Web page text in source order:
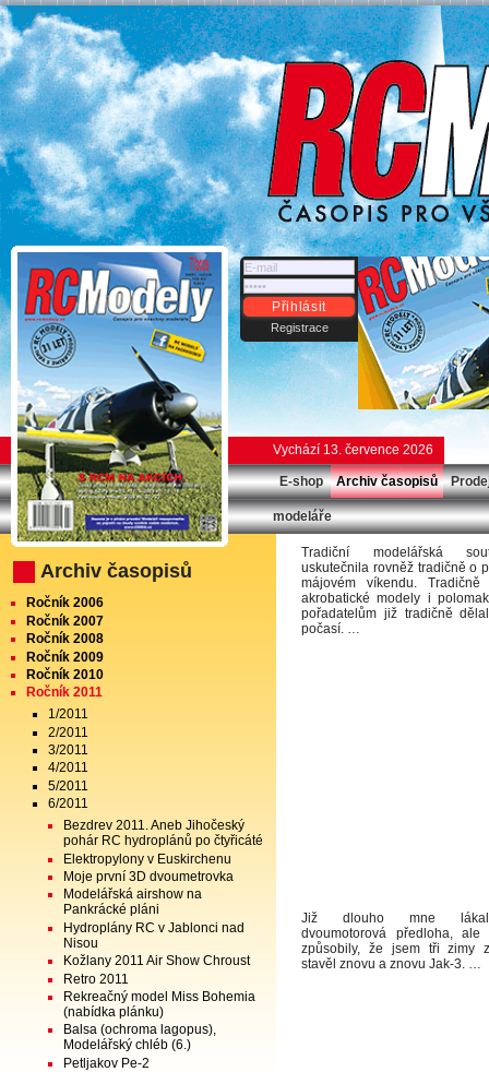
Přihlásit
Registrace
Vychází 13. července 2026
Archiv časopisů
Ročník 2006
Ročník 2007
Ročník 2008
Ročník 2009
Ročník 2010
Ročník 2011
1/2011
2/2011
3/2011
4/2011
5/2011
6/2011
Bezdrev 2011. Aneb Jihočeský
pohár RC hydroplánů po čtyřicáté
Elektropylony v Euskirchenu
Moje první 3D dvoumetrovka
Modelářská airshow na
Pankrácké pláni
Hydroplány RC v Jablonci nad
Nisou
Kožlany 2011 Air Show Chroust
Retro 2011
Rekreačný model Miss Bohemia
(nabídka plánku)
Balsa (ochroma lagopus),
Modelářský chléb (6.)
Petljakov Pe-2
RC Modely 6/2011
Tradiční modelářská
uskutečnila rovněž tradičně o
májovém víkendu. Tradičně
akrobatické modely i
pořadatelům již tradičně
počasí. …
Již dlouho mne
dvoumotorová předloha, ale
způsobily, že jsem tři zimy
stavěl znovu a znovu Jak-3. …
E-shop Archiv časopisů
modeláře